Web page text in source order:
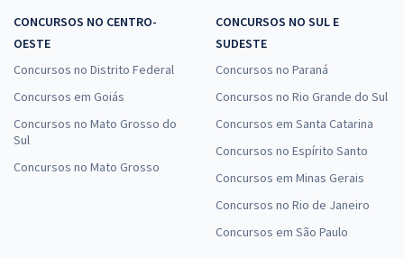
CONCURSOS NO CENTRO-
OESTE
Concursos no Distrito Federal
Concursos em Goiás
Concursos no Mato Grosso do
Sul
Concursos no Mato Grosso
CONCURSOS NO SUL E
SUDESTE
Concursos no Paraná
Concursos no Rio Grande do Sul
Concursos em Santa Catarina
Concursos no Espírito Santo
Concursos em Minas Gerais
Concursos no Rio de Janeiro
Concursos em São Paulo